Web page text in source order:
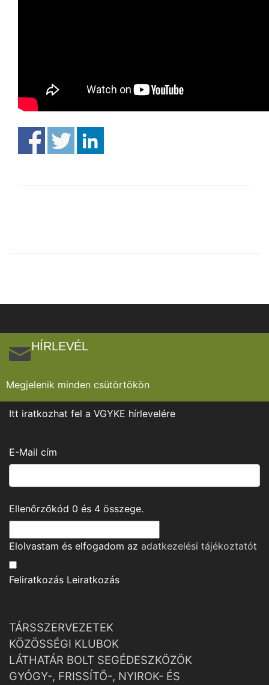
HÍRLEVÉL
Megjelenik minden csütörtökön
Itt iratkozhat fel a VGYKE hírlevelére
E-Mail cím
Ellenőrzőkód 0 és 4 összege.
Elolvastam és elfogadom az adatkezelési tájékoztatót
Feliratkozás Leiratkozás
TÁRSSZERVEZETEK
KÖZÖSSÉGI KLUBOK
LÁTHATÁR BOLT SEGÉDESZKÖZÖK
GYÓGY-, FRISSÍTŐ-, NYIROK- ÉS